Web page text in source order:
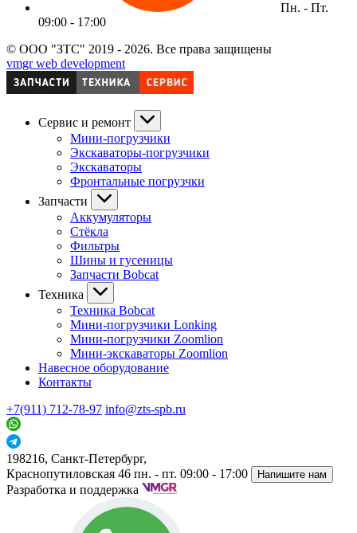
Пн. - Пт.
09:00 - 17:00
© ООО "ЗТС" 2019 - 2026. Все права защищены
vmgr web development
Сервис и ремонт
Мини-погрузчики
Экскаваторы-погрузчики
Экскаваторы
Фронтальные погрузчки
Запчасти
Аккумуляторы
Стёкла
Фильтры
Шины и гусеницы
Запчасти Bobcat
Техника
Техника Bobcat
Мини-погрузчики Lonking
Мини-погрузчики Zoomlion
Мини-экскаваторы Zoomlion
Навесное оборудование
Контакты
+7(911) 712-78-97 info@zts-spb.ru
198216, Санкт-Петербург,
Краснопутиловская 46 пн. - пт. 09:00 - 17:00 Напишите нам
Разработка и поддержка